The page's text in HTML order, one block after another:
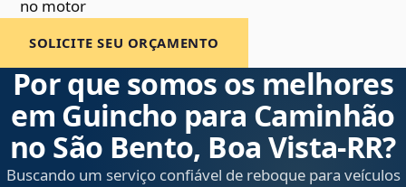
no motor
SOLICITE SEU ORÇAMENTO
Por que somos os melhores
em Guincho para Caminhão
no São Bento, Boa Vista‑RR?
Buscando um serviço confiável de reboque para veículos